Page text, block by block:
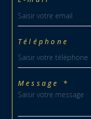
Téléphone
Message *